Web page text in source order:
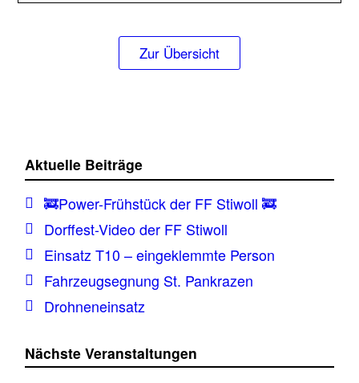
Zur Übersicht
Aktuelle Beiträge
🚒Power-Frühstück der FF Stiwoll 🚒
Dorffest-Video der FF Stiwoll
Einsatz T10 – eingeklemmte Person
Fahrzeugsegnung St. Pankrazen
Drohneneinsatz
Nächste Veranstaltungen